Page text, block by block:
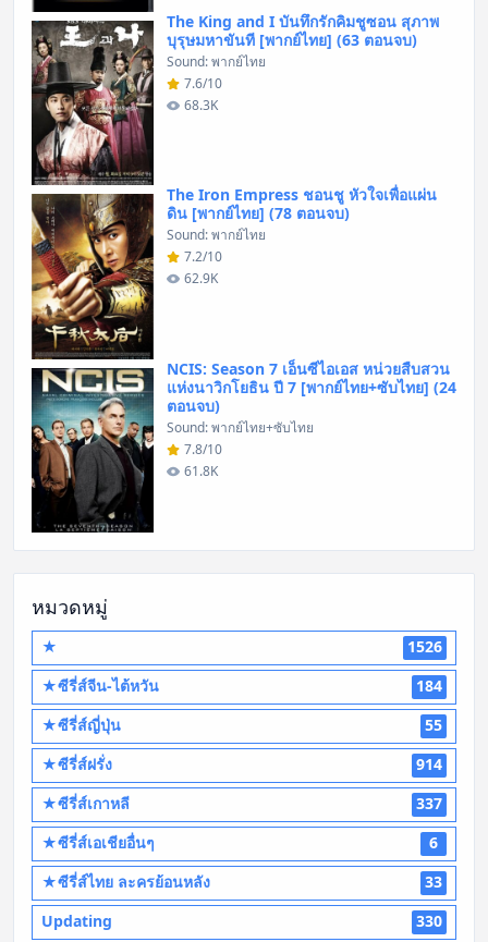
The King and I บันทึกรักคิมชูซอน สุภาพ
บุรุษมหาขันที [พากย์ไทย] (63 ตอนจบ)
Sound: พากย์ไทย
7.6/10
68.3K
The Iron Empress ชอนชู หัวใจเพื่อแผ่น
ดิน [พากย์ไทย] (78 ตอนจบ)
Sound: พากย์ไทย
7.2/10
62.9K
NCIS: Season 7 เอ็นซีไอเอส หน่วยสืบสวน
แห่งนาวิกโยธิน ปี 7 [พากย์ไทย+ซับไทย] (24
ตอนจบ)
Sound: พากย์ไทย+ซับไทย
7.8/10
61.8K
หมวดหมู่
★
1526
★ซีรี่ส์จีน-ไต้หวัน
184
★ซีรี่ส์ญี่ปุ่น
55
★ซีรี่ส์ฝรั่ง
914
★ซีรี่ส์เกาหลี
337
★ซีรี่ส์เอเชียอื่นๆ
6
★ซีรี่ส์ไทย ละครย้อนหลัง
33
Updating
330